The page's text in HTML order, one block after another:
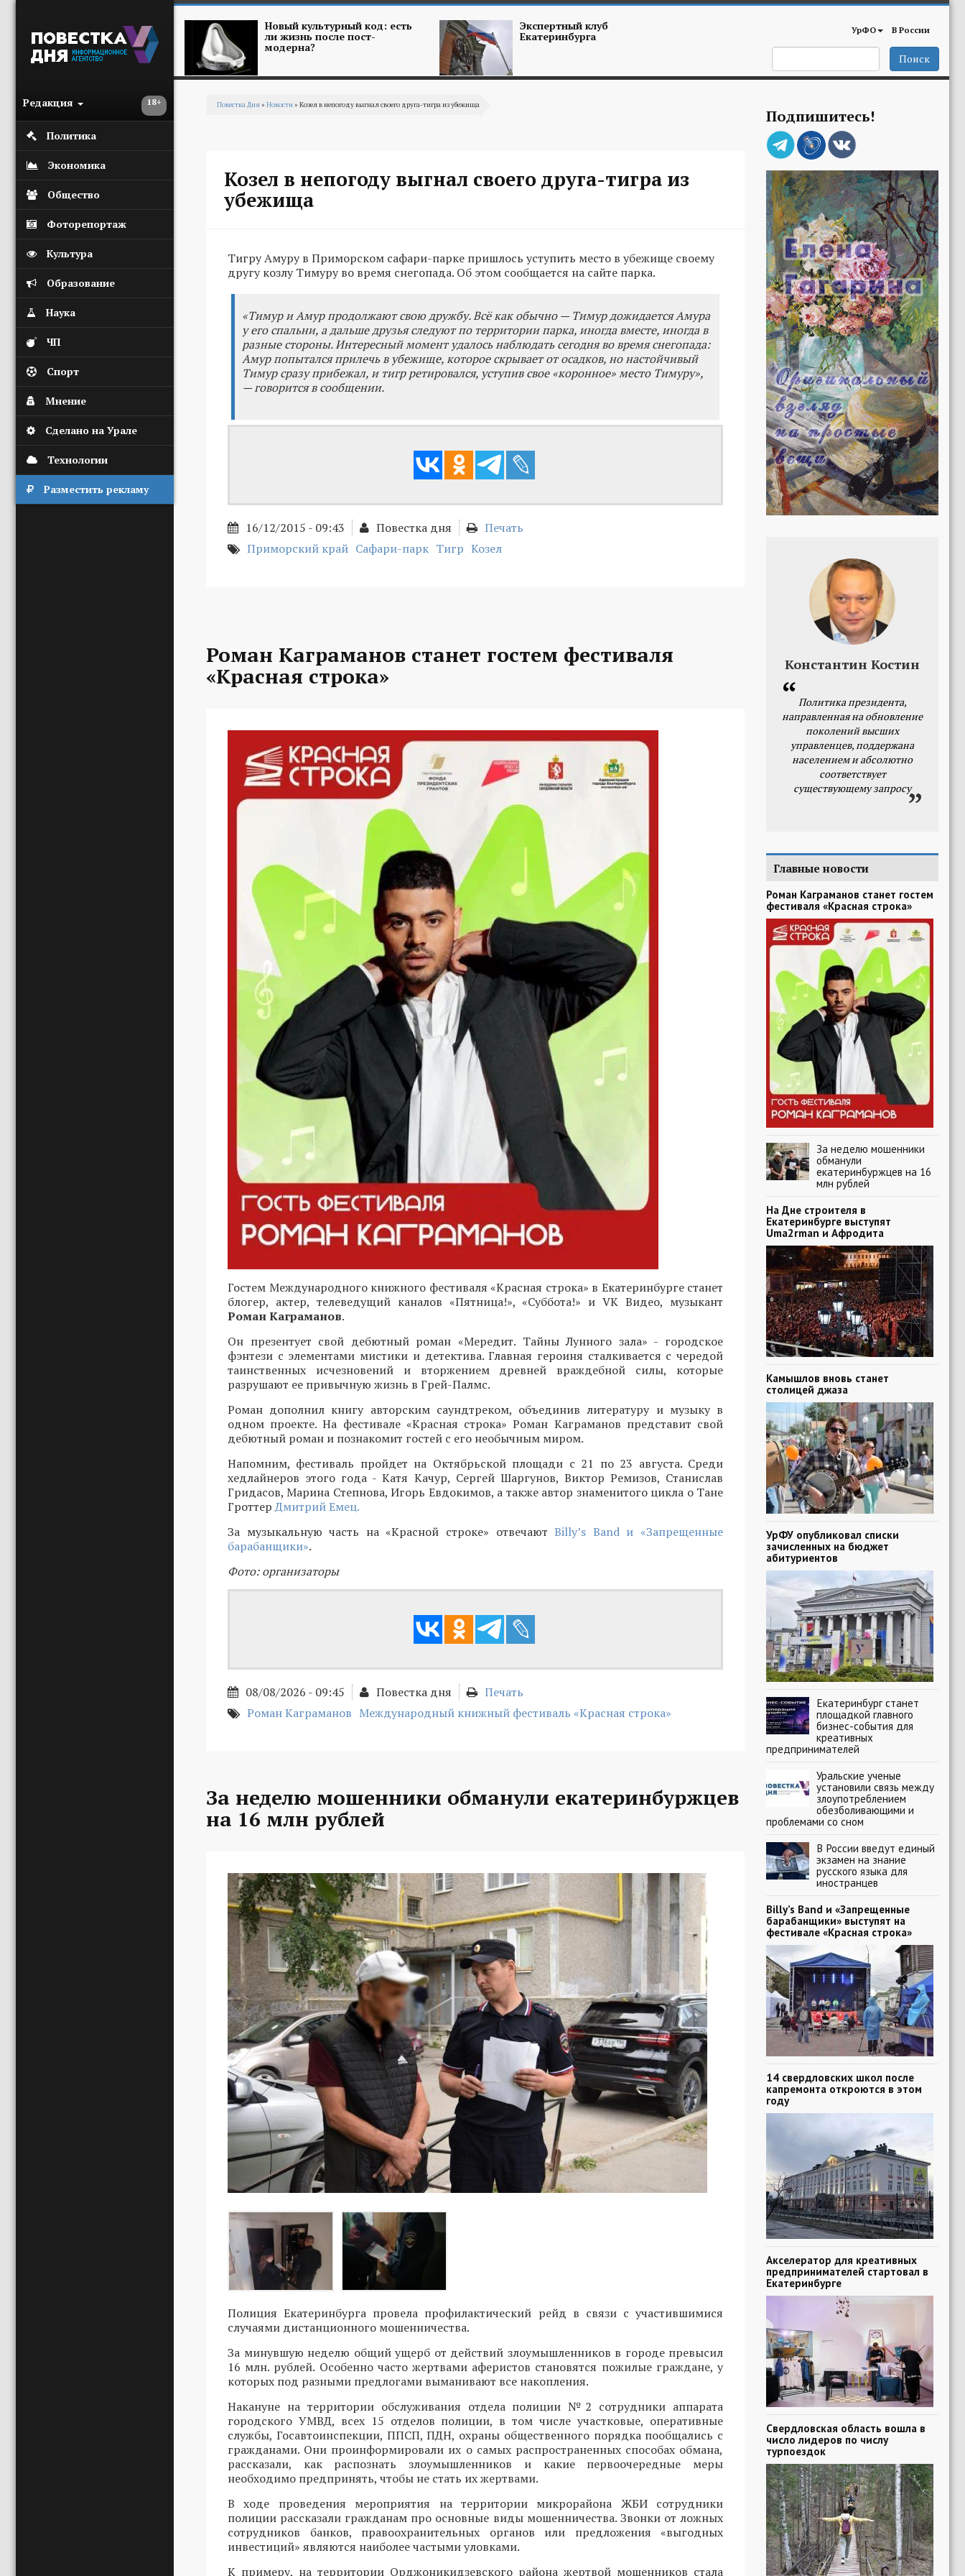
18+
Редакция
Политика
Экономика
Общество
Фоторепортаж
Культура
Образование
Наука
ЧП
Спорт
Мнение
Сделано на Урале
Технологии
Разместить рекламу
Новый культурный код: есть
ли жизнь после пост-
модерна?
Экспертный клуб
Екатеринбурга УрФО В России
Поиск
Повестка Дня» Новости» Козел в непогоду выгнал своего друга-тигра из убежища
Козел в непогоду выгнал своего друга-тигра из
убежища
Тигру Амуру в Приморском сафари-парке пришлось уступить место в убежище своему
другу козлу Тимуру во время снегопада. Об этом сообщается на сайте парка.
«Тимур и Амур продолжают свою дружбу. Всё как обычно — Тимур дожидается Амура
у его спальни, а дальше друзья следуют по территории парка, иногда вместе, иногда в
разные стороны. Интересный момент удалось наблюдать сегодня во время снегопада:
Амур попытался прилечь в убежище, которое скрывает от осадков, но настойчивый
Тимур сразу прибежал, и тигр ретировался, уступив свое «коронное» место Тимуру»,
— говорится в сообщении.
16/12/2015 - 09:43 Повестка дня
Печать
Приморский край Сафари-парк Тигр Козел
Роман Каграманов станет гостем фестиваля
«Красная строка»
Гостем Международного книжного фестиваля «Красная строка» в Екатеринбурге станет
блогер, актер, телеведущий каналов «Пятница!», «Суббота!» и VK Видео, музыкант
Роман Каграманов.
Он презентует свой дебютный роман «Мередит. Тайны Лунного зала» - городское
фэнтези с элементами мистики и детектива. Главная героиня сталкивается с чередой
таинственных исчезновений и вторжением древней враждебной силы, которые
разрушают ее привычную жизнь в Грей-Палмс.
Роман дополнил книгу авторским саундтреком, объединив литературу и музыку в
одном проекте. На фестивале «Красная строка» Роман Каграманов представит свой
дебютный роман и познакомит гостей с его необычным миром.
Напомним, фестиваль пройдет на Октябрьской площади с 21 по 23 августа. Среди
хедлайнеров этого года - Катя Качур, Сергей Шаргунов, Виктор Ремизов, Станислав
Гридасов, Марина Степнова, Игорь Евдокимов, а также автор знаменитого цикла о Тане
ГроттерДмитрий Емец.
За музыкальную часть на «Красной строке» отвечаютBilly’s Band и «Запрещенные
барабанщики».
Фото: организаторы
08/08/2026 - 09:45 Повестка дня
Печать
Роман Каграманов Международный книжный фестиваль «Красная строка»
За неделю мошенники обманули екатеринбуржцев
на 16 млн рублей
Полиция Екатеринбурга провела профилактический рейд в связи с участившимися
случаями дистанционного мошенничества.
За минувшую неделю общий ущерб от действий злоумышленников в городе превысил
16 млн. рублей. Особенно часто жертвами аферистов становятся пожилые граждане, у
которых под разными предлогами выманивают все накопления.
Накануне на территории обслуживания отдела полиции №2 сотрудники аппарата
городского УМВД, всех 15 отделов полиции, в том числе участковые, оперативные
службы, Госавтоинспекции, ППСП, ПДН, охраны общественного порядка пообщались с
гражданами. Они проинформировали их о самых распространенных способах обмана,
рассказали, как распознать злоумышленников и какие первоочередные меры
необходимо предпринять, чтобы не стать их жертвами.
В ходе проведения мероприятия на территории микрорайона ЖБИ сотрудники
полиции рассказали гражданам про основные виды мошенничества. Звонки от ложных
сотрудников банков, правоохранительных органов или предложения «выгодных
инвестиций» являются наиболее частыми уловками.
К примеру, на территории Орджоникидзевского района жертвой мошенников стала
Подпишитесь!
Константин Костин
Политика президента,
направленная на обновление
поколений высших
управленцев, поддержана
населением и абсолютно
соответствует
существующему запросу
Главные новости
Роман Каграманов станет гостем
фестиваля «Красная строка»
За неделю мошенники
обманули
екатеринбуржцев на 16
млн рублей
На Дне строителя в
Екатеринбурге выступят
Uma2rman и Афродита
Камышлов вновь станет
столицей джаза
УрФУ опубликовал списки
зачисленных на бюджет
абитуриентов
Екатеринбург станет
площадкой главного
бизнес-события для
креативных
предпринимателей
Уральские ученые
установили связь между
злоупотреблением
обезболивающими и
проблемами со сном
В России введут единый
экзамен на знание
русского языка для
иностранцев
Billy’s Band и «Запрещенные
барабанщики» выступят на
фестивале «Красная строка»
14 свердловских школ после
капремонта откроются в этом
году
Акселератор для креативных
предпринимателей стартовал в
Екатеринбурге
Свердловская область вошла в
число лидеров по числу
турпоездок